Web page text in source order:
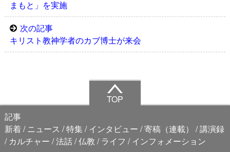
まもと」を実施
次の記事
キリスト教神学者のカブ博士が来会
TOP
記事
新着
ニュース 特集 インタビュー 寄稿（連載）
講演録
カルチャー 法話 仏教 ライフ インフォメーション